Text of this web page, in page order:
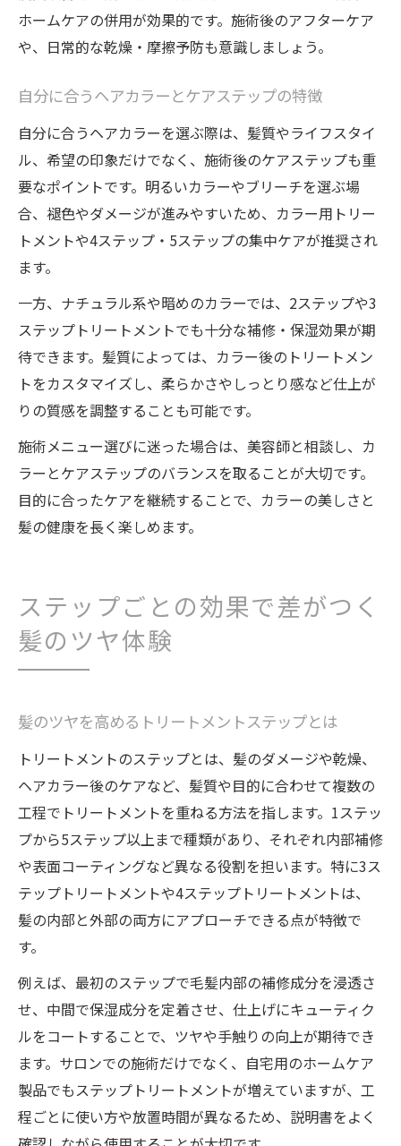
ホームケアの併用が効果的です。施術後のアフターケア
や、日常的な乾燥・摩擦予防も意識しましょう。
自分に合うヘアカラーとケアステップの特徴
自分に合うヘアカラーを選ぶ際は、髪質やライフスタイ
ル、希望の印象だけでなく、施術後のケアステップも重
要なポイントです。明るいカラーやブリーチを選ぶ場
合、褪色やダメージが進みやすいため、カラー用トリー
トメントや4ステップ・5ステップの集中ケアが推奨され
ます。
一方、ナチュラル系や暗めのカラーでは、2ステップや3
ステップトリートメントでも十分な補修・保湿効果が期
待できます。髪質によっては、カラー後のトリートメン
トをカスタマイズし、柔らかさやしっとり感など仕上が
りの質感を調整することも可能です。
施術メニュー選びに迷った場合は、美容師と相談し、カ
ラーとケアステップのバランスを取ることが大切です。
目的に合ったケアを継続することで、カラーの美しさと
髪の健康を長く楽しめます。
ステップごとの効果で差がつく
髪のツヤ体験
髪のツヤを高めるトリートメントステップとは
トリートメントのステップとは、髪のダメージや乾燥、
ヘアカラー後のケアなど、髪質や目的に合わせて複数の
工程でトリートメントを重ねる方法を指します。1ステッ
プから5ステップ以上まで種類があり、それぞれ内部補修
や表面コーティングなど異なる役割を担います。特に3ス
テップトリートメントや4ステップトリートメントは、
髪の内部と外部の両方にアプローチできる点が特徴で
す。
例えば、最初のステップで毛髪内部の補修成分を浸透さ
せ、中間で保湿成分を定着させ、仕上げにキューティク
ルをコートすることで、ツヤや手触りの向上が期待でき
ます。サロンでの施術だけでなく、自宅用のホームケア
製品でもステップトリートメントが増えていますが、工
程ごとに使い方や放置時間が異なるため、説明書をよく